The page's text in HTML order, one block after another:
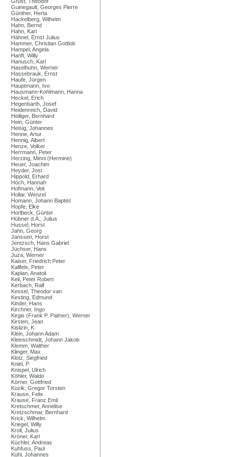
Guinegault, Georges Pierre
Günther, Herta
Hackelberg, Wilhelm
Hahn, Bernd
Hahn, Karl
Hähnel, Ernst Julius
Hammer, Christian Gottlob
Hampel, Angela
Hanft, Willy
Hanusch, Karl
Haselhuhn, Werner
Hassebrauk, Ernst
Haufe, Jürgen
Hauptmann, Ivo
Hausmann-Kohlmann, Hanna
Heckel, Erich
Hegenbarth, Josef
Heidenreich, David
Heiliger, Bernhard
Hein, Günter
Heisig, Johannes
Henne, Artur
Hennig, Albert
Henze, Volker
Herrmann, Peter
Herzing, Minni (Hermine)
Heuer, Joachim
Heyder, Jost
Hippold, Erhard
Höch, Hannah
Hofmann, Veit
Hollar, Wenzel
Homann, Johann Baptist
Hopfe, Elke
Horlbeck, Günter
Hübner d.Ä., Julius
Hussel, Horst
Jahn, Georg
Janssen, Horst
Jentzsch, Hans Gabriel
Jüchser, Hans
Juza, Werner
Kaiser, Friedrich Peter
Kallfels, Peter
Kaplan, Anatoli
Keil, Peter Robert
Kerbach, Ralf
Kessel, Theodor van
Kesting, Edmund
Kinder, Hans
Kirchner, Ingo
Kirgis (Frank P. Palmer), Werner
Kirsten, Jean
Kislizin, K.
Klein, Johann Adam
Kleinschmidt, Johann Jakob
Klemm, Walther
Klinger, Max
Klotz, Siegfried
Kniel, P.
Knispel, Ulrich
Köhler, Waldo
Körner, Gottfried
Kozik, Gregor Torsten
Krause, Felix
Krause, Franz Emil
Kretschmer, Annelise
Kretzschmar, Bernhard
Krick, Wilhelm
Kriegel, Willy
Kroll, Julius
Kröner, Karl
Küchler, Andreas
Kuhfuss, Paul
Kühl, Johannes